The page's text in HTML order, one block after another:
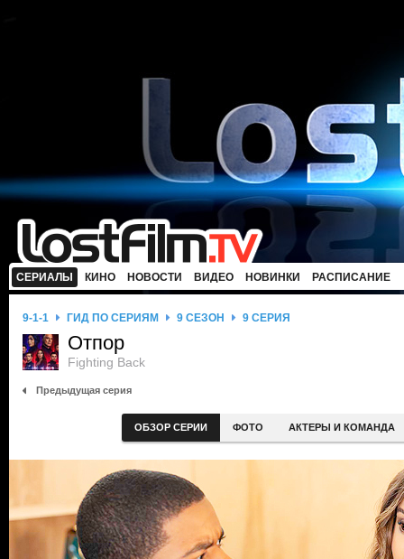
СЕРИАЛЫ КИНО НОВОСТИ ВИДЕО НОВИНКИ РАСПИСАНИЕ
9-1-1 ГИД ПО СЕРИЯМ 9 СЕЗОН 9 СЕРИЯ
Отпор
Fighting Back
Предыдущая серия
ОБЗОР СЕРИИ ФОТО АКТЕРЫ И КОМАНДА